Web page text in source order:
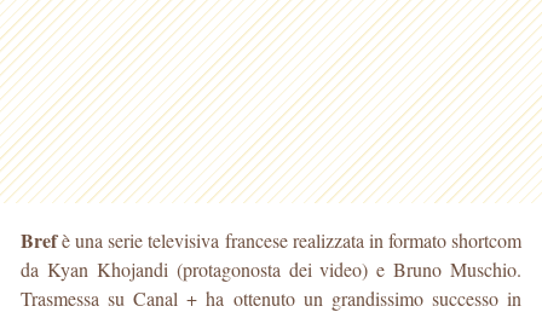
Brefè una serie televisiva francese realizzata in formato shortcom
da Kyan Khojandi (protagonosta dei video) e Bruno Muschio.
Trasmessa su Canal + ha ottenuto un grandissimosuccesso in